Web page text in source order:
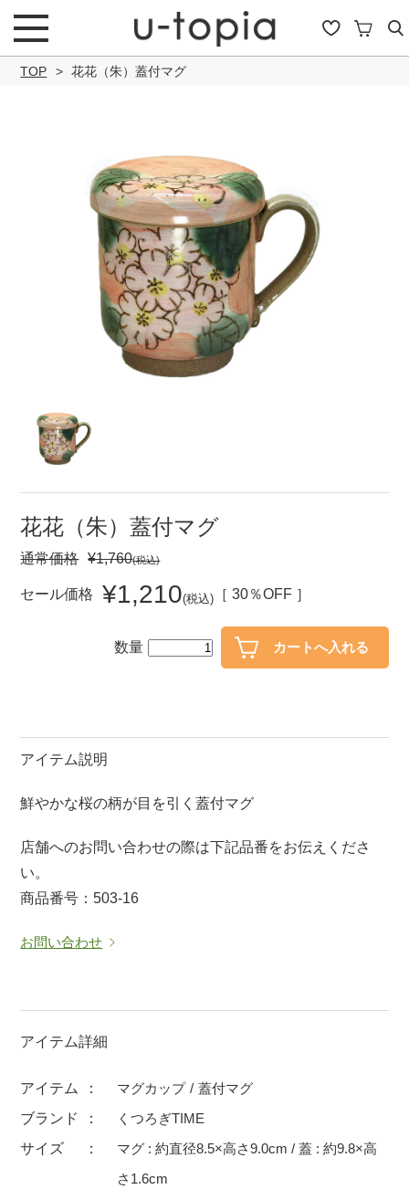
キーワード
セール
アイテム
小皿 中皿・取皿
長皿・さんま皿 付出皿
ポット
マグカップ 蓋付マグ
そば千代口
小抹茶碗
箸・カトラリー
置物
TOP 花花（朱）蓋付マグ
花花（朱）蓋付マグ
通常価格 ¥1,760(税込)
セール価格 ¥1,210(税込) ［ 30％OFF ］
数量
アイテム説明
鮮やかな桜の柄が目を引く蓋付マグ
店舗へのお問い合わせの際は下記品番をお伝えくださ
い。
商品番号：503-16
お問い合わせ
アイテム詳細
アイテム マグカップ
蓋付マグ
ブランド
くつろぎTIME
サイズ
マグ : 約直径8.5×高さ9.0cm / 蓋 : 約9.8×高
さ1.6cm